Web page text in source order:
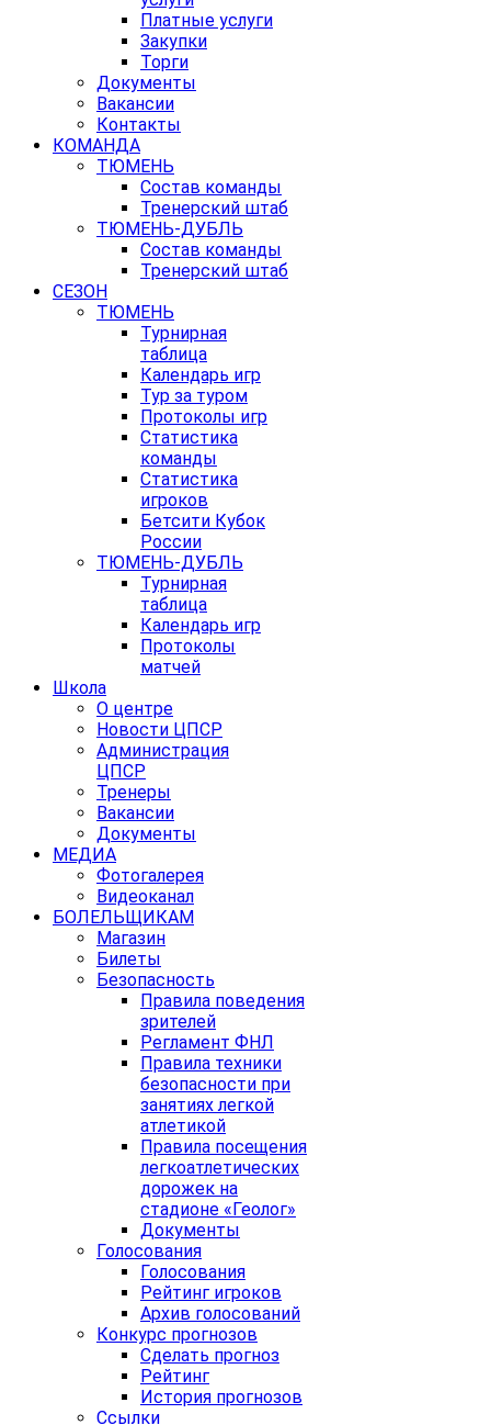
Платные услуги
Закупки
Торги
Документы
Вакансии
Контакты
КОМАНДА
ТЮМЕНЬ
Состав команды
Тренерский штаб
ТЮМЕНЬ-ДУБЛЬ
Состав команды
Тренерский штаб
СЕЗОН
ТЮМЕНЬ
Турнирная
таблица
Календарь игр
Тур за туром
Протоколы игр
Статистика
команды
Статистика
игроков
Бетсити Кубок
России
ТЮМЕНЬ-ДУБЛЬ
Турнирная
таблица
Календарь игр
Протоколы
матчей
Школа
О центре
Новости ЦПСР
Администрация
ЦПСР
Тренеры
Вакансии
Документы
МЕДИА
Фотогалерея
Видеоканал
БОЛЕЛЬЩИКАМ
Магазин
Билеты
Безопасность
Правила поведения
зрителей
Регламент ФНЛ
Правила техники
безопасности при
занятиях легкой
атлетикой
Правила посещения
легкоатлетических
дорожек на
стадионе «Геолог»
Документы
Голосования
Голосования
Рейтинг игроков
Архив голосований
Конкурс прогнозов
Сделать прогноз
Рейтинг
История прогнозов
Ссылки